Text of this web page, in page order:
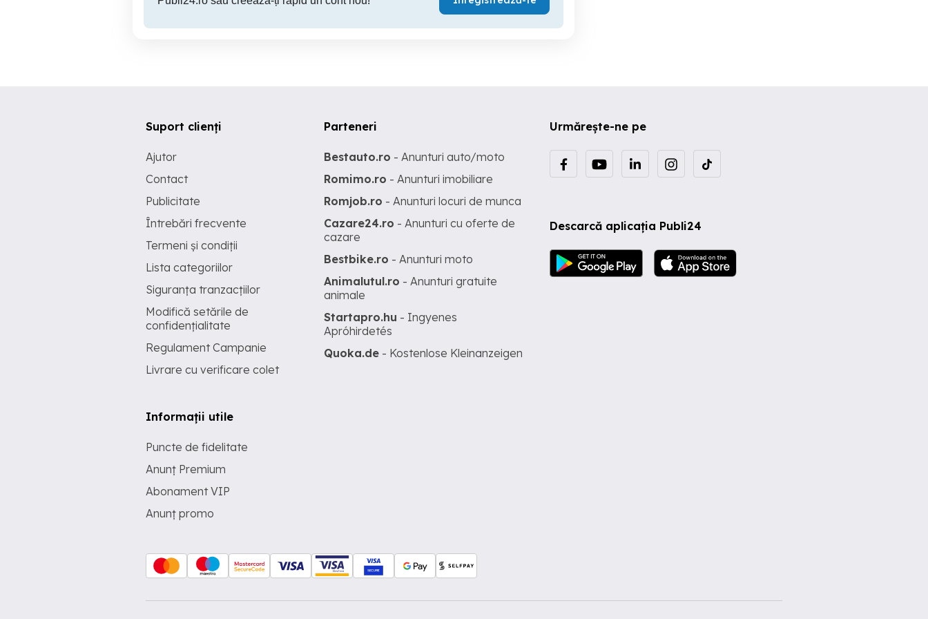
Urmărește-ne pe
Descarcă aplicația Publi24
Suport clienți
Ajutor
Contact
Publicitate
Întrebări frecvente
Termeni și condiții
Lista categoriilor
Siguranța tranzacțiilor
Modifică setările de
confidențialitate
Regulament Campanie
Livrare cu verificare colet
Informații utile
Puncte de fidelitate
Anunț Premium
Abonament VIP
Anunț promo
Parteneri
Bestauto.ro - Anunturi auto/moto
Romimo.ro - Anunturi imobiliare
Romjob.ro - Anunturi locuri de munca
Cazare24.ro - Anunturi cu oferte de
cazare
Bestbike.ro - Anunturi moto
Animalutul.ro - Anunturi gratuite
animale
Startapro.hu - Ingyenes
Apróhirdetés
Quoka.de - Kostenlose Kleinanzeigen